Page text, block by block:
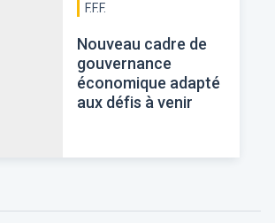
F.F.F.
Nouveau cadre de
gouvernance
économique adapté
aux défis à venir